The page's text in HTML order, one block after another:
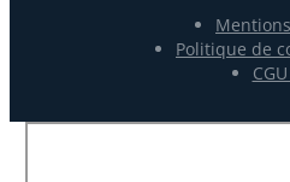
Politique de